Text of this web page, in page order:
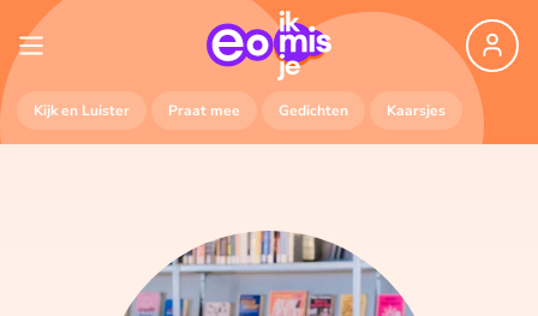
Kijk en Luister Praat mee Gedichten Kaarsjes